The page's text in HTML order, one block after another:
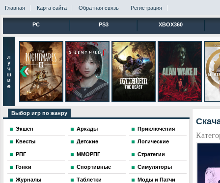
Главная Карта сайта Обратная связь Регистрация
PC PS3 XBOX360
Выбор игр по жанру
Экшен Аркады Приключения
Квесты Детские Логические
РПГ ММОРПГ Стратегии
Гонки Спортивные Симуляторы
Журналы Таблетки Моды и Патчи